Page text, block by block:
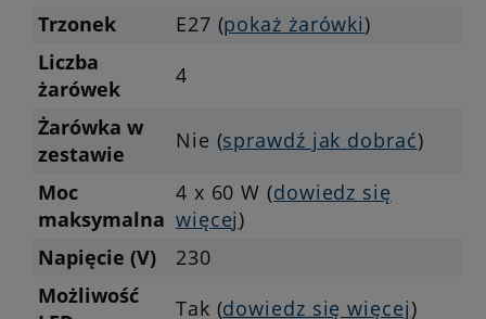
Trzonek E27 (pokaż żarówki)
Liczba
żarówek
4
Żarówka w
zestawie
Nie (sprawdź jak dobrać)
Moc
maksymalna
4 x 60 W (dowiedz się
więcej)
Napięcie (V)
230
Możliwość
Tak (dowiedz się więcej)